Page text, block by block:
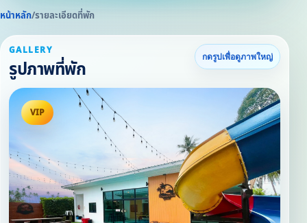
หน้าหลัก/รายละเอียดที่พัก
GALLERY
รูปภาพที่พัก
กดรูปเพื่อดูภาพใหญ่
VIP